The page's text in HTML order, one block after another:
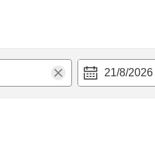
21/8/2026